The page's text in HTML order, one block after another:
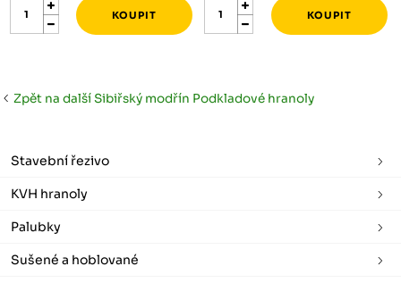
Zpět na další Sibiřský modřín Podkladové hranoly
Stavební řezivo
KVH hranoly
Palubky
Sušené a hoblované